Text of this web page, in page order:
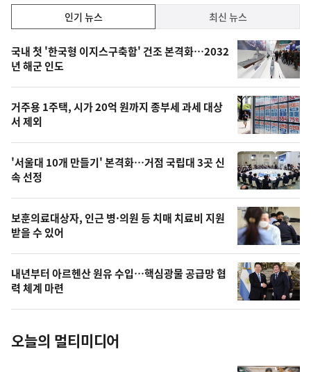
인
기,
최
신,
오
늘
의
영
상
오
늘
의
사
진
인기 뉴스 최신 뉴스
인
기
뉴
스
국내 첫 '한국형 이지스구축함' 건조 본격화…2032
년 해군 인도
거주용 1주택, 시가 20억 원까지 종부세 과세 대상
서 제외
'서울대 10개 만들기' 본격화…거점 국립대 3곳 신
속 선정
보훈의료대상자, 인근 병·의원 등 치매 치료비 지원
받을 수 있어
내년부터 아르헨산 원유 수입…핵심광물 공급망 협
력 체계 마련
오늘의 멀티미디어